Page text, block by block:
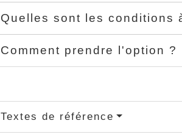
Quelles sont les conditions
Comment prendre l'option ?
Textes de référence